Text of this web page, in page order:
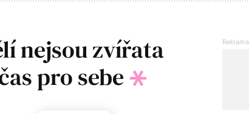
nejsou zvířata
pro sebe